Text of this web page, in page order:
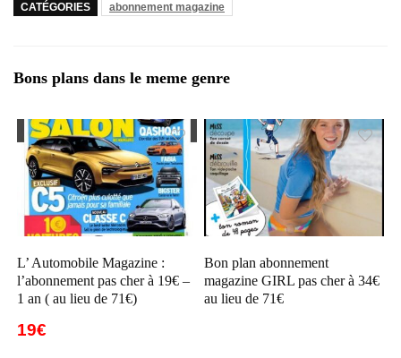
CATÉGORIES abonnement magazine
Bons plans dans le meme genre
L’ Automobile Magazine :
l’abonnement pas cher à 19€ –
1 an ( au lieu de 71€)
19€
Bon plan abonnement
magazine GIRL pas cher à 34€
au lieu de 71€